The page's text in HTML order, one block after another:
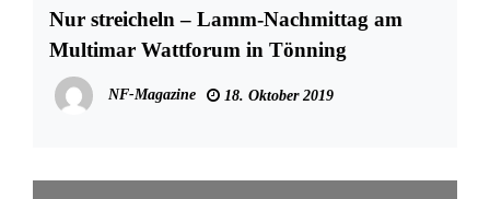
Nur streicheln – Lamm-Nachmittag am
Multimar Wattforum in Tönning
NF-Magazine 18. Oktober 2019